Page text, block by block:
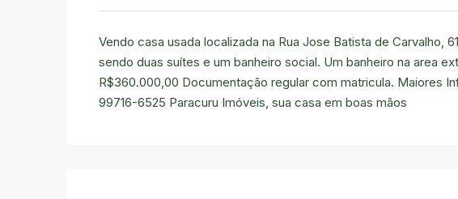
Vendo casa usada localizada na Rua Jose Batista de Carvalho,
sendo duas suítes e um banheiro social. Um banheiro na area
R$360.000,00 Documentação regular com matricula. Maiores
99716-6525 Paracuru Imóveis, sua casa em boas mãos